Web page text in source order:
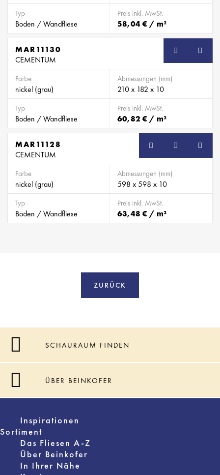
Typ
Boden / Wandfliese
Preis inkl. MwSt.
58,04 € / m²
MAR11130
CEMENTUM
Farbe
nickel (grau)
Abmessungen (mm)
210 x 182 x 10
Typ
Boden / Wandfliese
Preis inkl. MwSt.
60,82 € / m²
MAR11128
CEMENTUM
Farbe
nickel (grau)
Abmessungen (mm)
598 x 598 x 10
Typ
Boden / Wandfliese
Preis inkl. MwSt.
63,48 € / m²
ZURÜCK
SCHAURAUM FINDEN
ÜBER BEINKOFER
Inspirationen
Sortiment
Das Fliesen A-Z
Über Beinkofer
In Ihrer Nähe